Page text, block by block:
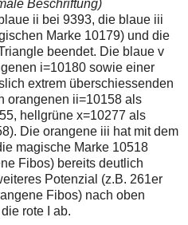
Beschriftung)
ii bei 9393, die blaue iii
Marke 10179) und die
beendet. Die blaue v
i=10180 sowie einer
extrem überschiessenden
orangenen ii=10158 als
hellgrüne x=10277 als
Die orangene iii hat mit dem
magische Marke 10518
Fibos) bereits deutlich
Potenzial (z.B. 261er
Fibos) nach oben
rote I ab.